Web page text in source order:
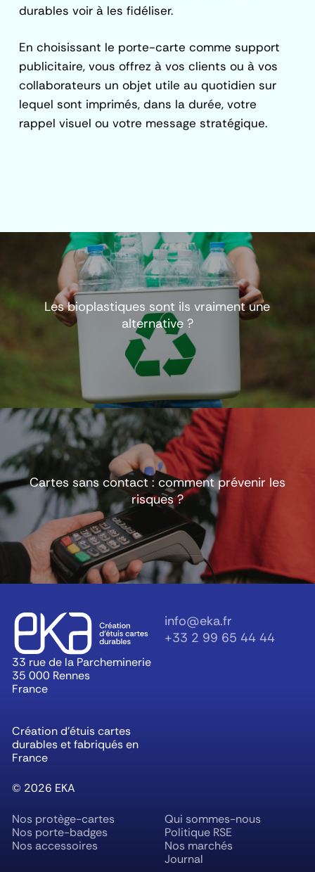
durables voir à les fidéliser.
En choisissant le porte-carte comme support
publicitaire, vous offrez à vos clients ou à vos
collaborateurs un objet utile au quotidien sur
lequel sont imprimés, dans la durée, votre
rappel visuel ou votre message stratégique.
Les bioplastiques sont ils vraiment une
alternative ?
Cartes sans contact : comment prévenir les
risques ?
info@eka.fr
+33 2 99 65 44 44
33 rue de la Parcheminerie
35 000 Rennes
France
Création d’étuis cartes
durables et fabriqués en
France
© 2026 EKA
Nos protège-cartes
Nos porte-badges
Nos accessoires
Qui sommes-nous
Politique RSE
Nos marchés
Journal